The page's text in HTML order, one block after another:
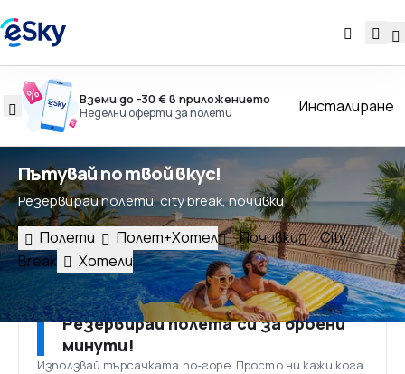
Вземи до -30 € в приложението
Неделни оферти за полети Инсталиране
Пътувай по твой вкус!
Резервирай полети, city break, почивки
Полети Полет+Хотел Почивки
City
Break
Хотели
Резервирай полета си за броени
минути!
Използвай търсачката по-горе. Просто ни кажи кога